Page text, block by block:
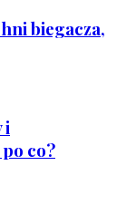
biegacza,
i
co?